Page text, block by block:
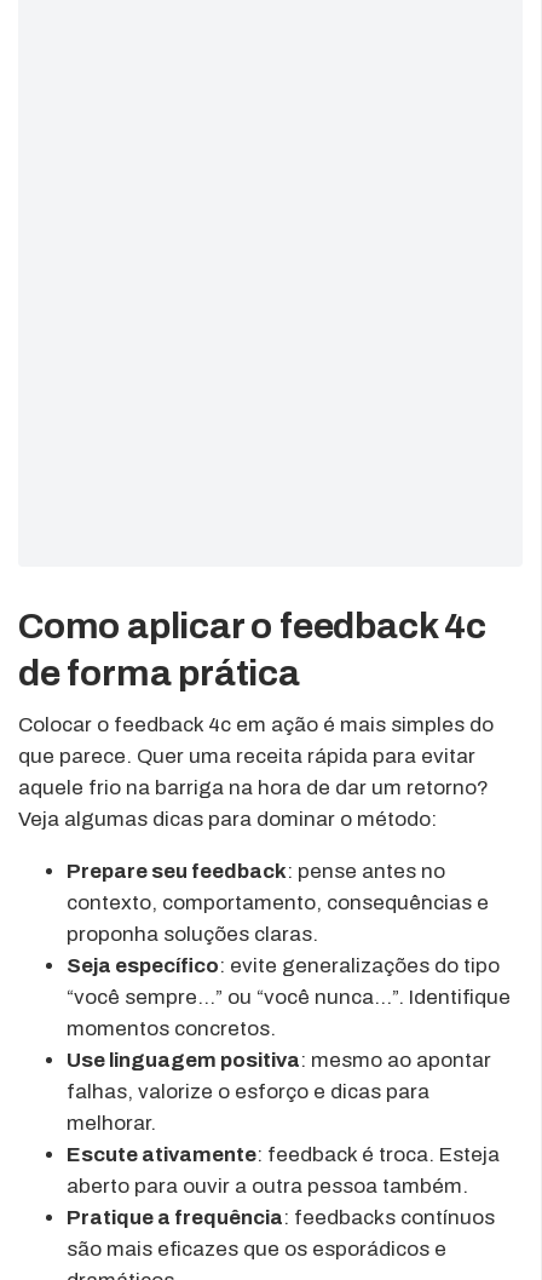
Como aplicar o feedback 4c
de forma prática
Colocar o feedback 4c em ação é mais simples do
que parece. Quer uma receita rápida para evitar
aquele frio na barriga na hora de dar um retorno?
Veja algumas dicas para dominar o método:
Prepare seu feedback: pense antes no
contexto, comportamento, consequências e
proponha soluções claras.
Seja específico: evite generalizações do tipo
“você sempre…” ou “você nunca…”. Identifique
momentos concretos.
Use linguagem positiva: mesmo ao apontar
falhas, valorize o esforço e dicas para
melhorar.
Escute ativamente: feedback é troca. Esteja
aberto para ouvir a outra pessoa também.
Pratique a frequência: feedbacks contínuos
são mais eficazes que os esporádicos e